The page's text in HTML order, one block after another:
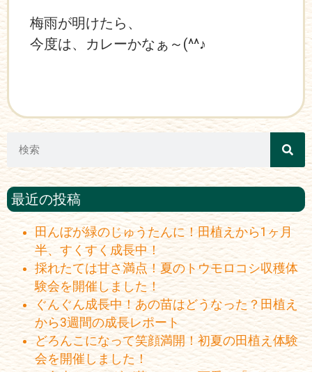
梅雨が明けたら、
今度は、カレーかなぁ～(^^♪
最近の投稿
田んぼが緑のじゅうたんに！田植えから1ヶ月
半、すくすく成長中！
採れたては甘さ満点！夏のトウモロコシ収穫体
験会を開催しました！
ぐんぐん成長中！あの苗はどうなった？田植え
から3週間の成長レポート
どろんこになって笑顔満開！初夏の田植え体験
会を開催しました！